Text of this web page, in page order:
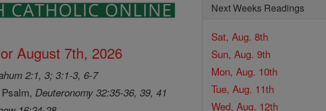
August 7th, 2026
2:1, 3; 3:1-3, 6-7
Deuteronomy 32:35-36, 39, 41
Next Weeks Readings
Sat, Aug. 8th
Sun, Aug. 9th
Mon, Aug. 10th
Tue, Aug. 11th
Wed, Aug. 12th